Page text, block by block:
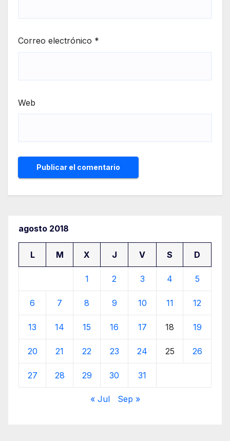
Correo electrónico *
Web
agosto 2018
L M X J V S D
1 2 3 4 5
6 7 8 9 10 11 12
13 14 15 16 17 18 19
20 21 22 23 24 25 26
27 28 29 30 31
« Jul Sep »